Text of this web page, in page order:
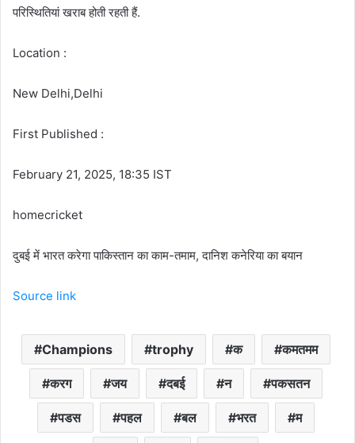
परिस्थितियां खराब होती रहती हैं.
Location :
New Delhi,Delhi
First Published :
February 21, 2025, 18:35 IST
homecricket
दुबई में भारत करेगा पाकिस्तान का काम-तमाम, दानिश कनेरिया का बयान
Source link
Champions trophy क कमतमम
करग जय दबई न पकसतन
पडस पहल बल भरत म